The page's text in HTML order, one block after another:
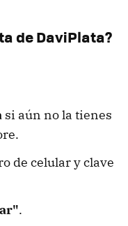
de DaviPlata?
si aún no la tienes
de celular y clave
.